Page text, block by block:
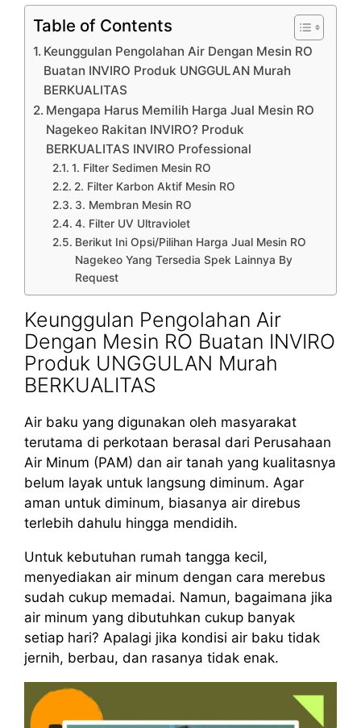
Table of Contents
Keunggulan Pengolahan Air Dengan Mesin RO
Buatan INVIRO Produk UNGGULAN Murah
BERKUALITAS
Mengapa Harus Memilih Harga Jual Mesin RO
Nagekeo Rakitan INVIRO? Produk
BERKUALITAS INVIRO Professional
1. Filter Sedimen Mesin RO
2. Filter Karbon Aktif Mesin RO
3. Membran Mesin RO
4. Filter UV Ultraviolet
Berikut Ini Opsi/Pilihan Harga Jual Mesin RO
Nagekeo Yang Tersedia Spek Lainnya By
Request
Keunggulan Pengolahan Air
Dengan Mesin RO Buatan INVIRO
Produk UNGGULAN Murah
BERKUALITAS
Air baku yang digunakan oleh masyarakat
terutama di perkotaan berasal dari Perusahaan
Air Minum (PAM) dan air tanah yang kualitasnya
belum layak untuk langsung diminum. Agar
aman untuk diminum, biasanya air direbus
terlebih dahulu hingga mendidih.
Untuk kebutuhan rumah tangga kecil,
menyediakan air minum dengan cara merebus
sudah cukup memadai. Namun, bagaimana jika
air minum yang dibutuhkan cukup banyak
setiap hari? Apalagi jika kondisi air baku tidak
jernih, berbau, dan rasanya tidak enak.